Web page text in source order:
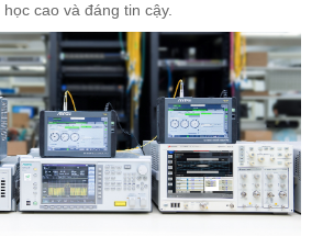
học cao và đáng tin cậy.